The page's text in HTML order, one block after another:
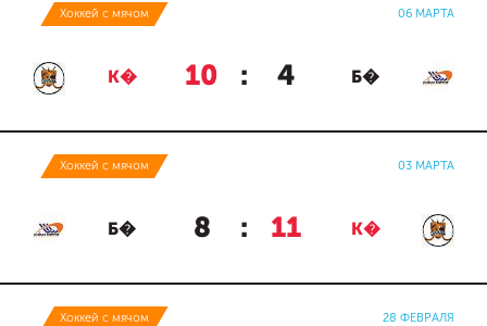
Хоккей с мячом 06 МАРТА
К� 10 : 4 Б�
Хоккей с мячом 03 МАРТА
Б� 8 : 11 К�
Хоккей с мячом 28 ФЕВРАЛЯ